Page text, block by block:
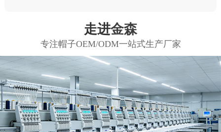
走进金森
专注帽子OEM/ODM一站式生产厂家